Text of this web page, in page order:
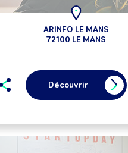
ARINFO LE MANS
72100 LE MANS
Découvrir